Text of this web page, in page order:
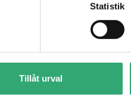
Statistik
Tillåt urval